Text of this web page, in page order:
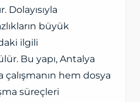
Dolayısıyla
büyük
ilgili
Bu yapı, Antalya
hem dosya
süreçleri